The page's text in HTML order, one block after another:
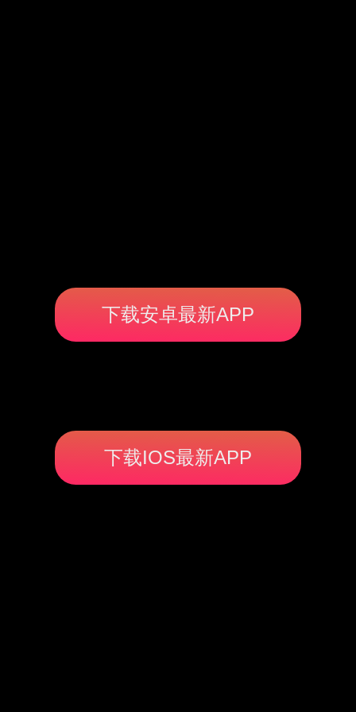
下载安卓最新APP
下载IOS最新APP